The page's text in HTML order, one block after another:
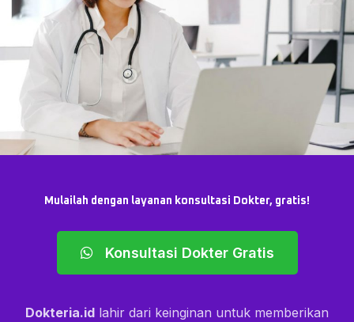
Mulailah dengan layanan konsultasi Dokter, gratis!
Konsultasi Dokter Gratis
Dokteria.id lahir dari keinginan untuk memberikan